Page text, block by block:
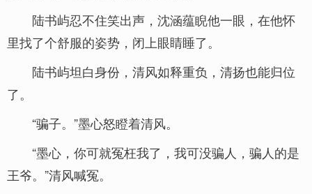
陆书屿忍不住笑出声，沈涵蕴睨他一眼，在他怀
里找了个舒服的姿势，闭上眼睛睡了。
陆书屿坦白身份，清风如释重负，清扬也能归位
了。
“骗子。”墨心怒瞪着清风。
“墨心，你可就冤枉我了，我可没骗人，骗人的是
王爷。”清风喊冤。